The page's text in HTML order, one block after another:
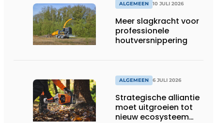
ALGEMEEN 10 JULI 2026
Meer slagkracht voor
professionele
houtversnippering
ALGEMEEN 6 JULI 2026
Strategische alliantie
moet uitgroeien tot
nieuw ecosysteem